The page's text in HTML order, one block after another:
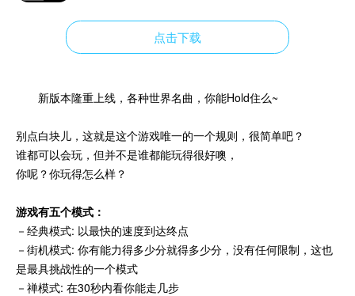
点击下载
新版本隆重上线，各种世界名曲，你能Hold住么~
别点白块儿，这就是这个游戏唯一的一个规则，很简单吧？
谁都可以会玩，但并不是谁都能玩得很好噢，
你呢？你玩得怎么样？
游戏有五个模式：
－经典模式: 以最快的速度到达终点
－街机模式: 你有能力得多少分就得多少分，没有任何限制，这也
是最具挑战性的一个模式
－禅模式: 在30秒内看你能走几步